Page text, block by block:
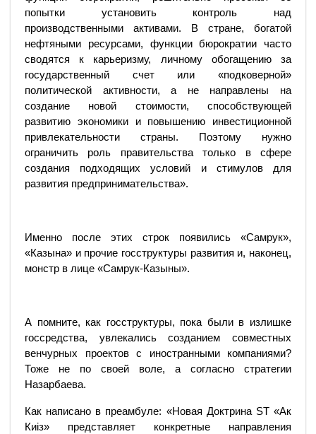
попытки установить контроль над
производственными активами. В стране, богатой
нефтяными ресурсами, функции бюрократии часто
сводятся к карьеризму, личному обогащению за
государственный счет или «подковерной»
политической активности, а не направлены на
создание новой стоимости, способствующей
развитию экономики и повышению инвестиционной
привлекательности страны. Поэтому нужно
ограничить роль правительства только в сфере
создания подходящих условий и стимулов для
развития предпринимательства».
Именно после этих строк появились «Самрук»,
«Казына» и прочие госструктуры развития и, наконец,
монстр в лице «Самрук-Казыны».
А помните, как госструктуры, пока были в излишке
госсредства, увлекались созданием совместных
венчурных проектов с иностранными компаниями?
Тоже не по своей воле, а согласно стратегии
Назарбаева.
Как написано в преамбуле: «Новая Доктрина ST «Ак
Киіз» представляет конкретные направления